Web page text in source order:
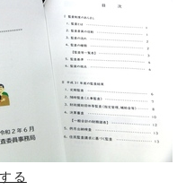
る